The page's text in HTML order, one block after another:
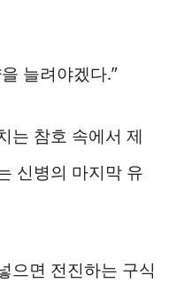
늘려야겠다.”
는 참호 속에서 제
신병의 마지막 유
으면 전진하는 구식